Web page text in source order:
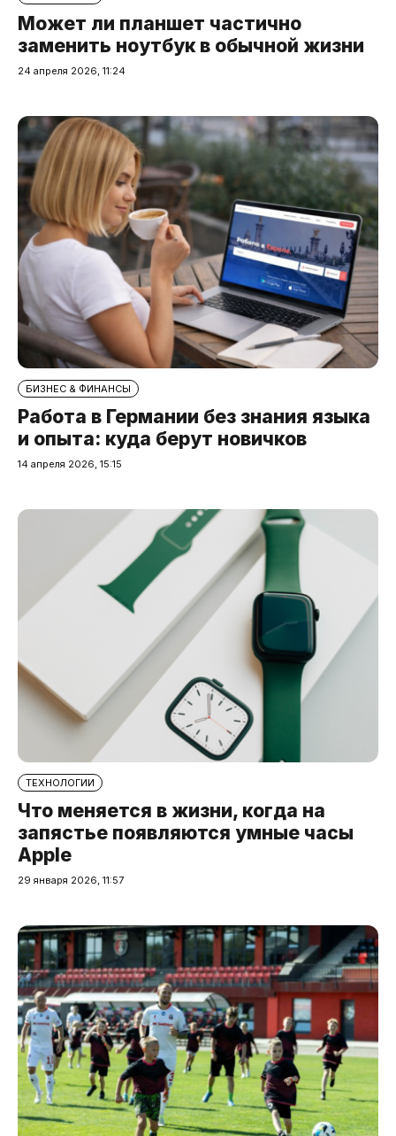
Может ли планшет частично
заменить ноутбук в обычной жизни
24 апреля 2026, 11:24
БИЗНЕС & ФИНАНСЫ
Работа в Германии без знания языка
и опыта: куда берут новичков
14 апреля 2026, 15:15
ТЕХНОЛОГИИ
Что меняется в жизни, когда на
запястье появляются умные часы
Apple
29 января 2026, 11:57